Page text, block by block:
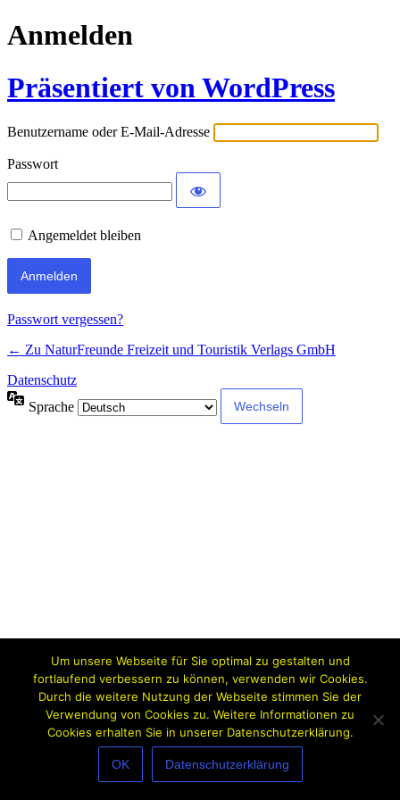
Anmelden
Präsentiert von WordPress
Benutzername oder E-Mail-Adresse
Passwort
Angemeldet bleiben
Passwort vergessen?
← Zu NaturFreunde Freizeit und Touristik Verlags GmbH
Datenschutz
Sprache
Um unsere Webseite für Sie optimal zu gestalten und
fortlaufend verbessern zu können, verwenden wir Cookies.
Durch die weitere Nutzung der Webseite stimmen Sie der
Verwendung von Cookies zu. Weitere Informationen zu
Cookies erhalten Sie in unserer Datenschutzerklärung.
OK Datenschutzerklärung